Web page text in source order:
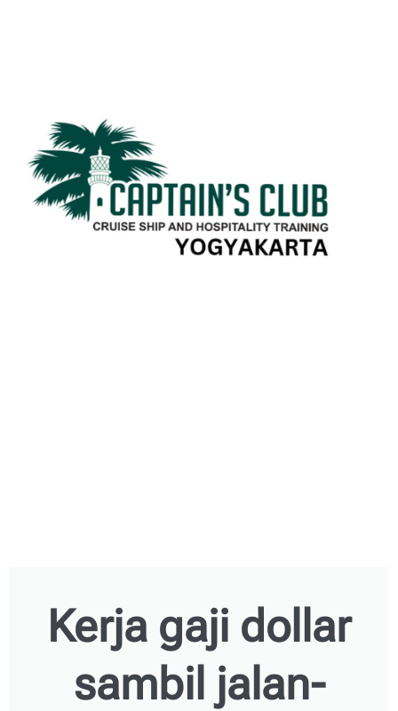
Kerja gaji dollar
sambil jalan-